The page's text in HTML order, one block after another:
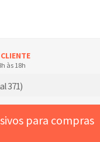
às 18h
371)
para compras